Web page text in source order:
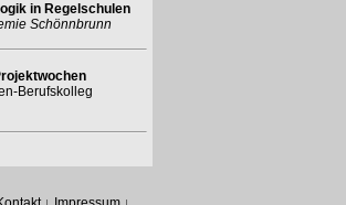
in Regelschulen
Schönnbrunn
Berufskolleg